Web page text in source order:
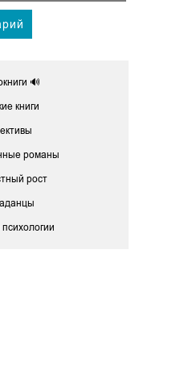
🔊
книги
романы
рост
психологии